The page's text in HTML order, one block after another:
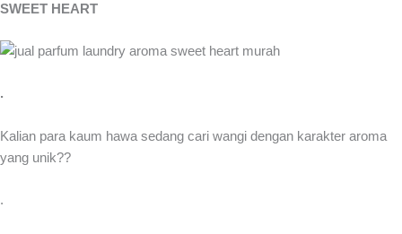
SWEET HEART
.
Kalian para kaum hawa sedang cari wangi dengan karakter aroma
yang unik??
.